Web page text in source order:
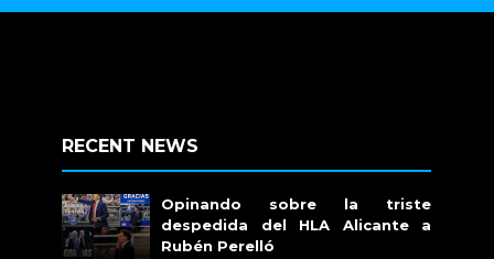
RECENT NEWS
Opinando sobre la triste
despedida del HLA Alicante a
Rubén Perelló